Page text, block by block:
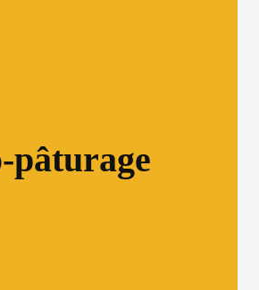
pâturage